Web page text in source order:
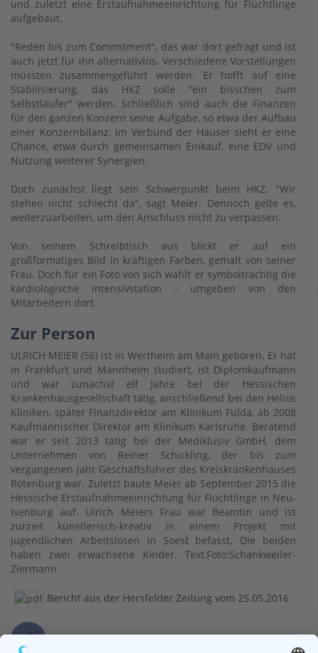
und zuletzt eine Erstaufnahmeeinrichtung für Flüchtlinge
aufgebaut.
"Reden bis zum Commitment", das war dort gefragt und ist
auch jetzt für ihn alternativlos. Verschiedene Vorstellungen
müssten zusammengeführt werden. Er hofft auf eine
Stabilisierung, das HKZ solle "ein bisschen zum
Selbstläufer" werden. Schließlich sind auch die Finanzen
für den ganzen Konzern seine Aufgabe, so etwa der Aufbau
einer Konzernbilanz. Im Verbund der Häuser sieht er eine
Chance, etwa durch gemeinsamen Einkauf, eine EDV und
Nutzung weiterer Synergien.
Doch zunächst liegt sein Schwerpunkt beim HKZ. "Wir
stehen nicht schlecht da", sagt Meier. Dennoch gelte es,
weiterzuarbeiten, um den Anschluss nicht zu verpassen.
Von seinem Schreibtisch aus blickt er auf ein
großformatiges Bild in kräftigen Farben, gemalt von seiner
Frau. Doch für ein Foto von sich wählt er symbolträchtig die
kardiologische Intensivstation - umgeben von den
Mitarbeitern dort.
Zur Person
ULRICH MEIER (56) ist in Wertheim am Main geboren. Er hat
in Frankfurt und Mannheim studiert, ist Diplomkaufmann
und war zunächst elf Jahre bei der Hessischen
Krankenhausgesellschaft tätig, anschließend bei den Helios
Kliniken, später Finanzdirektor am Klinikum Fulda, ab 2008
Kaufmännischer Direktor am Klinikum Karlsruhe. Beratend
war er seit 2013 tätig bei der Mediklusiv GmbH, dem
Unternehmen von Reiner Schickling, der bis zum
vergangenen Jahr Geschäftsführer des Kreiskrankenhauses
Rotenburg war. Zuletzt baute Meier ab September 2015 die
Hessische Erstaufnahmeeinrichtung für Flüchtlinge in Neu-
Isenburg auf. Ulrich Meiers Frau war Beamtin und ist
zurzeit künstlerisch-kreativ in einem Projekt mit
jugendlichen Arbeitslosen in Soest befasst. Die beiden
haben zwei erwachsene Kinder. Text,Foto:Schankweiler-
Ziermann
Bericht aus der Hersfelder Zeitung vom 25.05.2016